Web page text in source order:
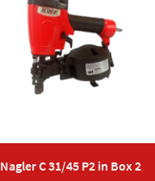
Nagler C 31/45 P2 in Box 2